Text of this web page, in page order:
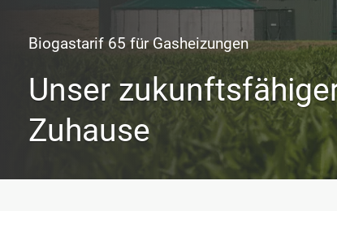
Biogastarif 65 für Gasheizungen
Unser
Zuhause